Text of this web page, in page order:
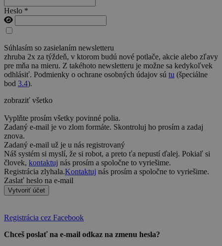
Heslo *
Súhlasím so zasielaním newsletteru
zhruba 2x za týždeň, v ktorom budú nové potlače, akcie alebo zľavy
pre mňa na mieru. Z takéhoto newsletteru je možne sa kedykoľvek
odhlásiť. Podmienky o ochrane osobných údajov sú tu (špeciálne
bod 3.4).
zobraziť všetko
Vyplňte prosím všetky povinné polia.
Zadaný e-mail je vo zlom formáte. Skontroluj ho prosím a zadaj
znova.
Zadaný e-mail už je u nás registrovaný
Náš systém si myslí, že si robot, a preto ťa nepustí ďalej. Pokiaľ si
človek, kontaktuj nás prosím a spoločne to vyriešime.
Registrácia zlyhala.Kontaktuj nás prosím a spoločne to vyriešime.
Zaslať heslo na e-mail
Vytvoriť účet
Registrácia cez Facebook
Chceš poslať na e-mail odkaz na zmenu hesla?